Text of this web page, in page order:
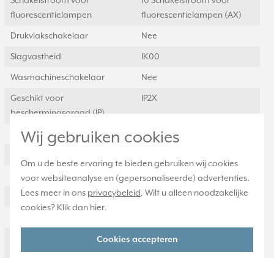
Wij gebruiken cookies
Om u de beste ervaring te bieden gebruiken wij cookies
voor websiteanalyse en (gepersonaliseerde) advertenties.
Lees meer in ons privacybeleid. Wilt u alleen noodzakelijke
cookies? Klik dan hier.
Cookies accepteren
fluorescentielampen
fluorescentielampen (AX)
Drukvlakschakelaar Nee
Slagvastheid IK00
Wasmachineschakelaar Nee
Geschikt voor
beschermingsgraad (IP)
IP2X
Schakelmateriaalbreedte 71 Millimeter (mm)
Tekstveld/beschrijvingsvlak Nee
Functie verlichting Tekstveld
inbouwdoos
40 Millimeter (mm)